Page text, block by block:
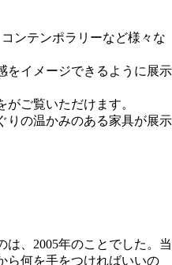
ンテンポラリーなど様々な
をイメージできるように展示
ご覧いただけます。
りの温かみのある家具が展示
、2005年のことでした。当
ら何を手をつければいいの